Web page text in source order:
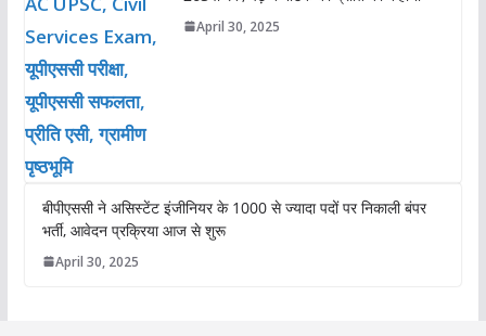
April 30, 2025
बीपीएससी ने असिस्टेंट इंजीनियर के 1000 से ज्यादा पदों पर निकाली बंपर
भर्ती, आवेदन प्रक्रिया आज से शुरू
April 30, 2025